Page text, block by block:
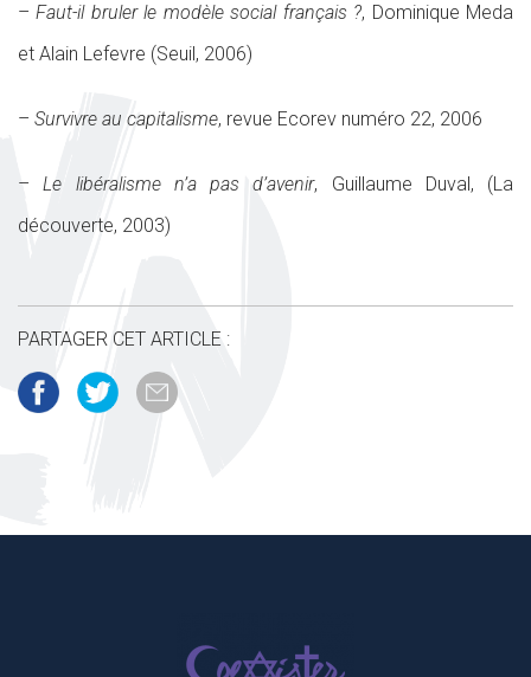
–Faut-il bruler le modèle social français ?, Dominique Meda
et Alain Lefevre (Seuil, 2006)
– Survivre au capitalisme, revue Ecorev numéro 22, 2006
–Le libéralisme n’a pas d’avenir, Guillaume Duval, (La
découverte, 2003)
PARTAGER CET ARTICLE :